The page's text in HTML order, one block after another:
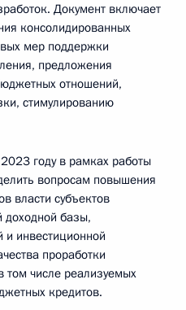
Документ включает
консолидированных
мер поддержки
предложения
отношений,
стимулированию
году в рамках работы
вопросам повышения
власти субъектов
доходной базы,
инвестиционной
проработки
том числе реализуемых
кредитов.